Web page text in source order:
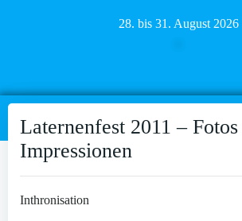
28. bis 31. August 2026
Laternenfest 2011 –
Impressionen
Inthronisation